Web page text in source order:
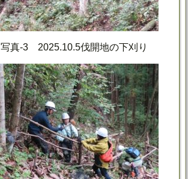
写真-3 2025.10.5伐開地の下刈り